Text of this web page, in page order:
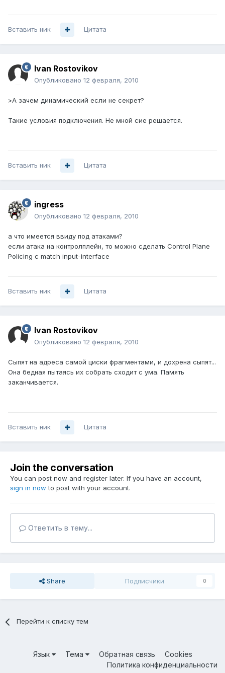
Вставить ник Цитата
Ivan Rostovikov
Опубликовано 12 февраля, 2010
>А зачем динамический если не секрет?
Такие условия подключения. Не мной сие решается.
Вставить ник Цитата
ingress
Опубликовано 12 февраля, 2010
а что имеется ввиду под атаками?
если атака на контролплейн, то можно сделать Control Plane
Policing с match input-interface
Вставить ник Цитата
Ivan Rostovikov
Опубликовано 12 февраля, 2010
Сыпят на адреса самой циски фрагментами, и дохрена сыпят...
Она бедная пытаясь их собрать сходит с ума. Память
заканчивается.
Вставить ник Цитата
Join the conversation
You can post now and register later. If you have an account,
sign in now to post with your account.
Ответить в тему...
Share Подписчики 0
Перейти к списку тем
Язык Тема Обратная связь
Cookies
Политика конфиденциальности